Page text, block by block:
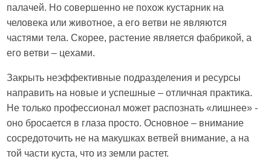
палачей. Но совершенно не похож кустарник на
человека или животное, а его ветви не являются
частями тела. Скорее, растение является фабрикой, а
его ветви – цехами.
Закрыть неэффективные подразделения и ресурсы
направить на новые и успешные – отличная практика.
Не только профессионал может распознать «лишнее» -
оно бросается в глаза просто. Основное – внимание
сосредоточить не на макушках ветвей внимание, а на
той части куста, что из земли растет.